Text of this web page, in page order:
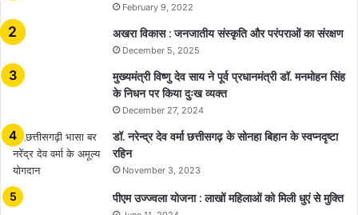
February 9, 2022
अखरा विकास : जनजातीय संस्कृति और परंपराओं का संरक्षण
December 5, 2025
मुख्यमंत्री विष्णु देव साय ने पूर्व प्रधानमंत्री डॉ. मनमोहन सिंह
के निधन पर किया दुःख व्यक्त
December 27, 2024
डॉ. नरेन्द्र देव वर्मा छत्तीसगढ़ के सोनहा बिहान के स्वप्नदृष्टा
रहिन
November 3, 2023
पीएम उज्ज्वला योजना : लाखों महिलाओं को मिली धुएं से मुक्ति